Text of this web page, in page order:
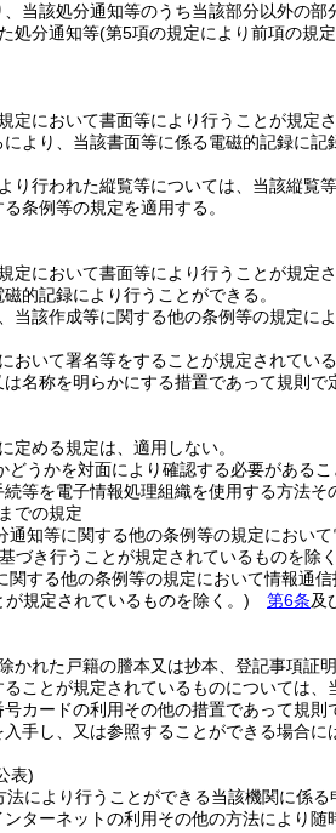
当該処分通知等のうち当該部分以外の部
処分通知等(第5項の規定により前項の規
定において書面等により行うことが規定
より、当該書面等に係る電磁的記録に
り行われた縦覧等については、当該縦覧
条例等の規定を適用する。
定において書面等により行うことが規定
的記録により行うことができる。
当該作成等に関する他の条例等の規定に
おいて署名等をすることが規定されてい
名称を明らかにする措置であって規則で
に定める規定は、適用しない。
うかを対面により確認する必要がある
等を電子情報処理組織を使用する方法
までの規定
知等に関する他の条例等の規定におい
づき行うことが規定されているものを除
する他の条例等の規定において情報通
規定されているものを除く。) 第6条及
かれた戸籍の謄本又は抄本、登記事項証
ことが規定されているものについては
カードの利用その他の措置であって規
手し、又は参照することができる場合に
表)
により行うことができる当該機関に係
ターネットの利用その他の方法により随